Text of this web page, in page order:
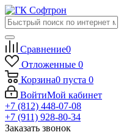
Сравнение0
Отложенные 0
Корзина0 пуста 0
ВойтиМой кабинет
+7 (812) 448-07-08
+7 (911) 928-80-34
Заказать звонок